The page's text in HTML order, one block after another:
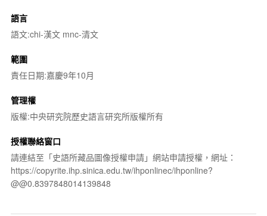
語言
語文:chi-漢文 mnc-清文
範圍
責任日期:嘉慶9年10月
管理權
版權:中央研究院歷史語言研究所版權所有
授權聯絡窗口
請連結至「史語所藏品圖像授權申請」網站申請授權，網址：
https://copyrite.ihp.sinica.edu.tw/ihponlinec/ihponline?
@@0.8397848014139848